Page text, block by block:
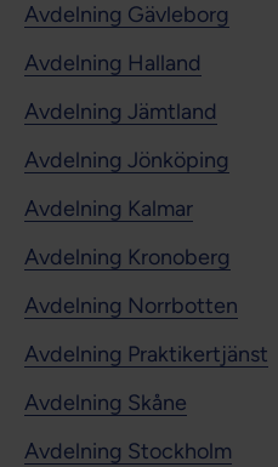
Avdelning Gävleborg
Avdelning Halland
Avdelning Jämtland
Avdelning Jönköping
Avdelning Kalmar
Avdelning Kronoberg
Avdelning Norrbotten
Avdelning Praktikertjänst
Avdelning Skåne
Avdelning Stockholm